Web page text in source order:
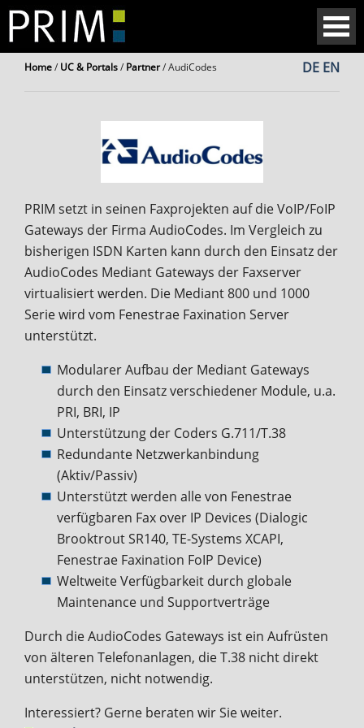
Home/ UC & Portals/ Partner/AudiCodes DE EN
PRIM setzt in seinen Faxprojekten auf die VoIP/FoIP
Gateways der Firma AudioCodes. Im Vergleich zu
bisherigen ISDN Karten kann durch den Einsatz der
AudioCodes Mediant Gateways der Faxserver
virtualisiert werden. Die Mediant 800 und 1000
Serie wird vom Fenestrae Faxination Server
unterstützt.
Modularer Aufbau der Mediant Gateways
durch den Einsatz verschiedener Module, u.a.
PRI, BRI, IP
Unterstützung der Coders G.711/T.38
Redundante Netzwerkanbindung
(Aktiv/Passiv)
Unterstützt werden alle von Fenestrae
verfügbaren Fax over IP Devices (Dialogic
Brooktrout SR140, TE-Systems XCAPI,
Fenestrae Faxination FoIP Device)
Weltweite Verfügbarkeit durch globale
Maintenance und Supportverträge
Durch die AudioCodes Gateways ist ein Aufrüsten
von älteren Telefonanlagen, die T.38 nicht direkt
unterstützen, nicht notwendig.
Interessiert? Gerne beraten wir Sie weiter.